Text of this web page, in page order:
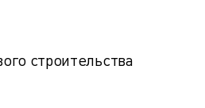
строительства